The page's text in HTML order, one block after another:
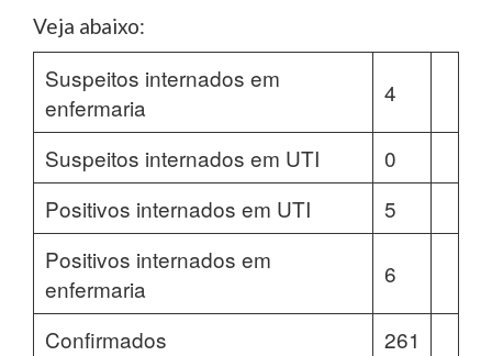
Veja abaixo:
Suspeitos internados em
enfermaria
4
Suspeitos internados em UTI
0
Positivos internados em UTI
5
Positivos internados em
enfermaria
6
Confirmados
261